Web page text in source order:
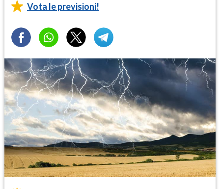
Vota le previsioni!